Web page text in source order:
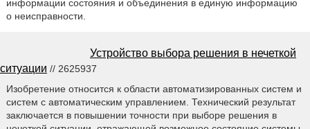
информации состояния и объединения в единую информацию
о неисправности.
Устройство выбора решения в нечеткой
ситуации // 2625937
Изобретение относится к области автоматизированных систем и
систем с автоматическим управлением. Технический результат
заключается в повышении точности при выборе решения в